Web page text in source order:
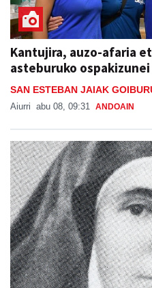
Kantujira, auzo-afaria
asteburuko
SAN ESTEBAN JAIAK
Aiurri abu 08, 09:31 ANDOAIN